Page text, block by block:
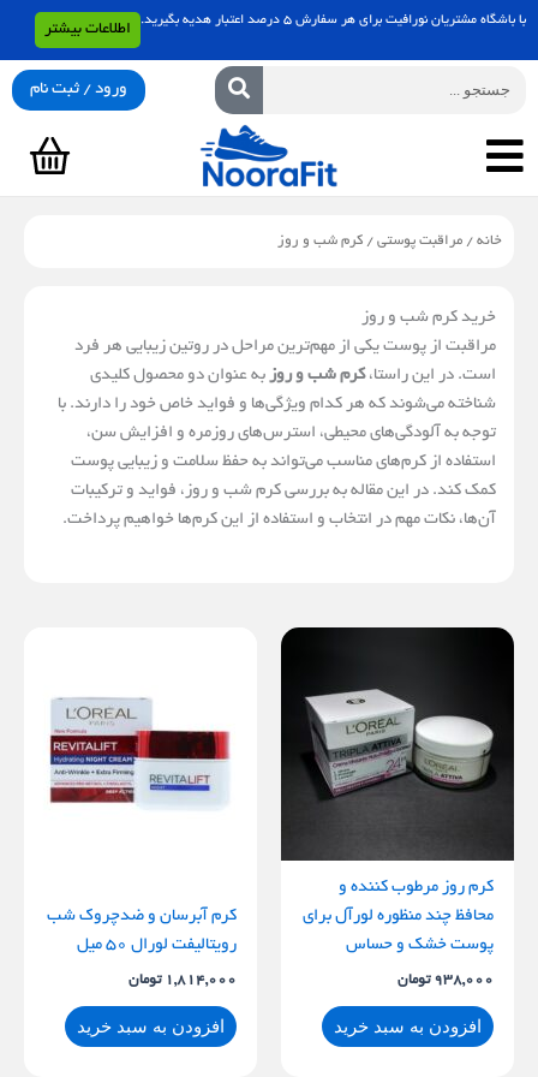
پرش
با باشگاه مشتریان نورافیت برای هر سفارش 5 درصد اعتبار هدیه بگیرید.
اطلاعات بیشتر
ورود / ثبت نام
سبد
خانه / مراقبت پوستی / کرم شب و روز
خرید کرم شب و روز
مراقبت از پوست یکی از مهم‌ترین مراحل در روتین زیبایی هر فرد
است. در این راستا،کرم شب و روز به عنوان دو محصول کلیدی
شناخته می‌شوند که هر کدام ویژگی‌ها و فواید خاص خود را دارند. با
توجه به آلودگی‌های محیطی، استرس‌های روزمره و افزایش سن،
استفاده از کرم‌های مناسب می‌تواند به حفظ سلامت و زیبایی پوست
کمک کند. در این مقاله به بررسی کرم شب و روز، فواید و ترکیبات
آن‌ها، نکات مهم در انتخاب و استفاده از این کرم‌ها خواهیم پرداخت.
کرم روز مرطوب‌ کننده و
محافظ چند منظوره لورآل برای
پوست خشک و حساس
938,000 تومان
افزودن به سبد خرید
کرم آبرسان و ضدچروک شب
رویتالیفت لورال 50 میل
1,814,000 تومان
افزودن به سبد خرید